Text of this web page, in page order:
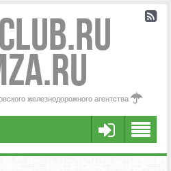
Club.RU
железнодорожного агентства